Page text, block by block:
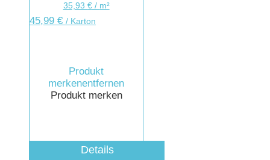
35,93 €/ m²
45,99 € / Karton
Produkt
merkenentfernen
Produkt merken
Details